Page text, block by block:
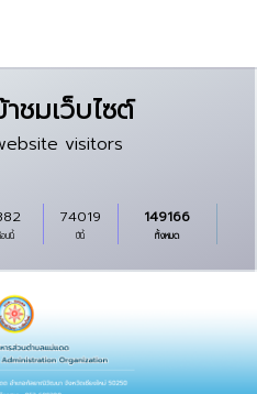
ชมเว็บไซต์
visitors
นนี้ ปีนี้
74019
ทั้งหมด
149166